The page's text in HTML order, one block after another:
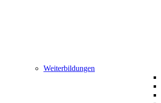
Weiterbildungen